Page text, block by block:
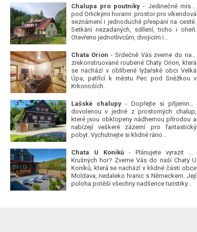
Chalupa pro poutníky - Jedinečné místo
pod Orlickými horami: prostor pro víkendová
seznámení i jednoduché přespání na cestě.
Setkání nezadaných, sdílení, ticho i oheň.
Otevřeno jednotlivcům, dvojicím i...
Chata Orion - Srdečně Vás zveme do naší
zrekonstruované roubené Chaty Orion, která
se nachází v oblíbené lyžařské obci Velká
Úpa, patřící k městu Pec pod Sněžkou v
Krkonoších.
Lašské chalupy- Dopřejte si příjemnou
dovolenou v jedné z prostorných chalup,
které jsou obklopeny nádhernou přírodou a
nabízejí veškeré zázemí pro fantastický
pobyt. Vychutnejte si klidné ráno...
Chata U Koníků- Plánujete vyrazit do
Krušných hor? Zveme Vás do naší Chaty U
Koníků, která se nachází v klidné části obce
Moldava, nedaleko hranic s Německem. Její
poloha potěší všechny nadšence turistiky...